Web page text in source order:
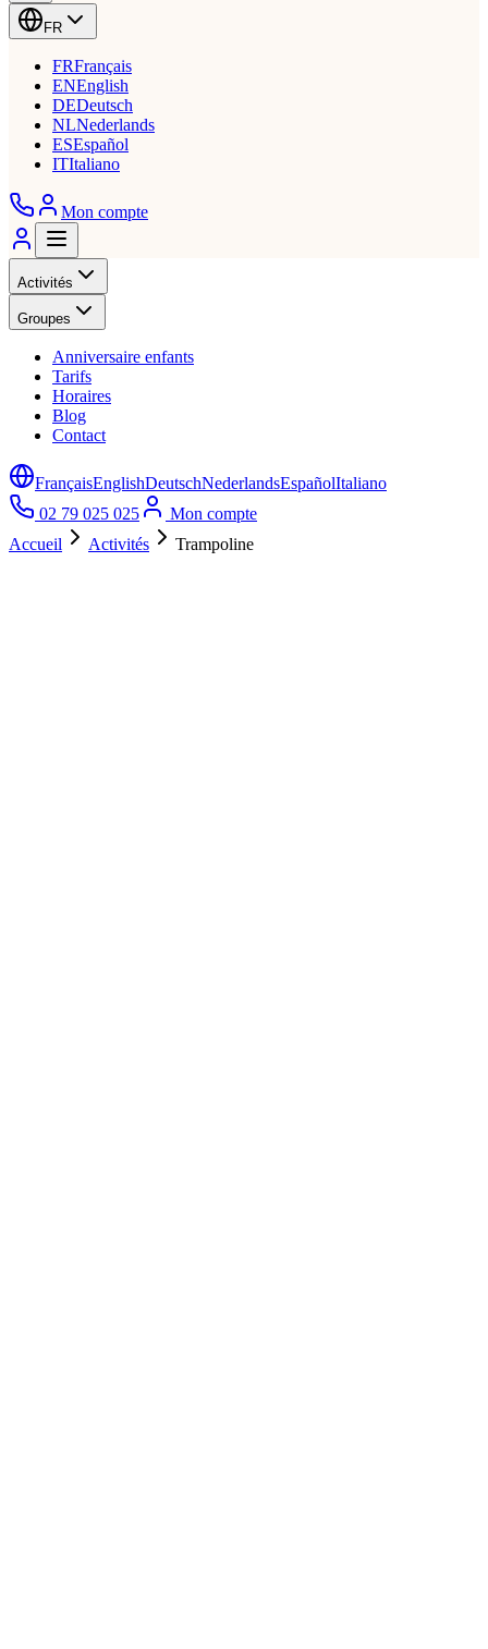
FR
FRFrançais
ENEnglish
DEDeutsch
NLNederlands
ESEspañol
ITItaliano
Mon compte
Activités
Groupes
Anniversaire enfants
Tarifs
Horaires
Blog
Contact
FrançaisEnglishDeutschNederlandsEspañolItaliano
02 79 025 025
Mon compte
Accueil
Activités Trampoline